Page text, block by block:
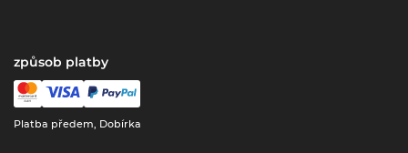
způsob platby
Platba předem, Dobírka